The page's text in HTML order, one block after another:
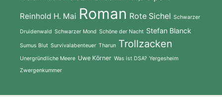
Reinhold H. Mai Roman Rote Sichel Schwarzer
Druidenwald Schwarzer Mond Schöne der Nacht Stefan Blanck
Sumus Blut Survivalabenteuer Tharun Trollzacken
Unergründliche Meere Uwe Körner Was ist DSA? Yergesheim
Zwergenkummer